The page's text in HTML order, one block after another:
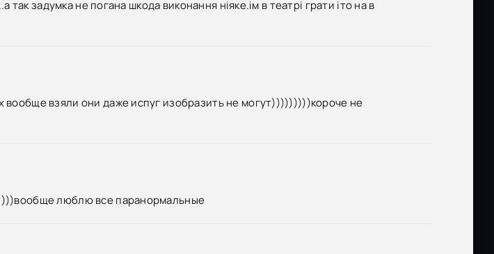
так задумка не погана шкода виконання ніяке.ім в театрі грати іто на в
вообще взяли они даже испуг изобразить не могут)))))))))короче не
люблю все паранормальные